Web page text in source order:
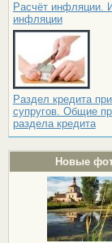
Расчёт инфляции.
инфляции
Раздел кредита
супругов. Общие
раздела кредита
Новые